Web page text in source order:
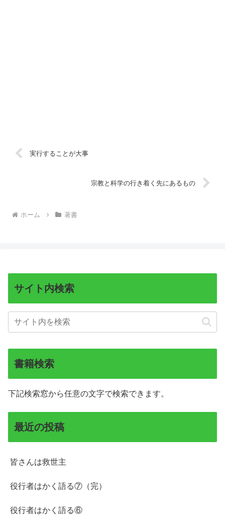
実行することが大事
宗教と科学の行き着く先にあるもの
ホーム 著書
サイト内検索
書籍検索
下記検索窓から任意の文字で検索できます。
最近の投稿
皆さんは救世主
役行者はかく語る⑦（完）
役行者はかく語る⑥